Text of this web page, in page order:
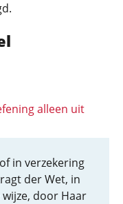
alleen uit
in verzekering
der Wet, in
door Haar